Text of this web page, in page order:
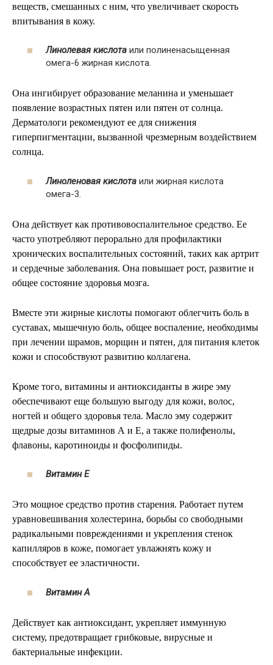
веществ, смешанных с ним, что увеличивает скорость
впитывания в кожу.
Линолевая кислота или полиненасыщенная
омега-6 жирная кислота.
Она ингибирует образование меланина и уменьшает
появление возрастных пятен или пятен от солнца.
Дерматологи рекомендуют ее для снижения
гиперпигментации, вызванной чрезмерным воздействием
солнца.
Линоленовая кислота или жирная кислота
омега-3.
Она действует как противовоспалительное средство. Ее
часто употребляют перорально для профилактики
хронических воспалительных состояний, таких как артрит
и сердечные заболевания. Она повышает рост, развитие и
общее состояние здоровья мозга.
Вместе эти жирные кислоты помогают облегчить боль в
суставах, мышечную боль, общее воспаление, необходимы
при лечении шрамов, морщин и пятен, для питания клеток
кожи и способствуют развитию коллагена.
Кроме того, витамины и антиоксиданты в жире эму
обеспечивают еще большую выгоду для кожи, волос,
ногтей и общего здоровья тела. Масло эму содержит
щедрые дозы витаминов А и Е, а также полифенолы,
флавоны, каротиноиды и фосфолипиды.
Витамин Е
Это мощное средство против старения. Работает путем
уравновешивания холестерина, борьбы со свободными
радикальными повреждениями и укрепления стенок
капилляров в коже, помогает увлажнять кожу и
способствует ее эластичности.
Витамин А
Действует как антиоксидант, укрепляет иммунную
систему, предотвращает грибковые, вирусные и
бактериальные инфекции.